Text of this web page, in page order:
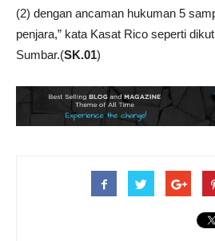
(2) dengan ancaman hukuman 5
penjara,” kata Kasat Rico seperti
Sumbar.(SK.01)